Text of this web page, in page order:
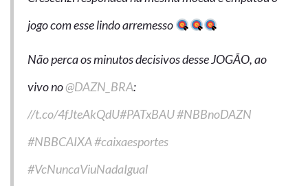
jogo com esse lindo arremesso
Não perca os minutos decisivos desse JOGÃO, ao
vivo no@DAZN_BRA:
//t.co/4fJteAkQdU#PATxBAU#NBBnoDAZN
#NBBCAIXA#caixaesportes
#VcNuncaViuNadaIgual